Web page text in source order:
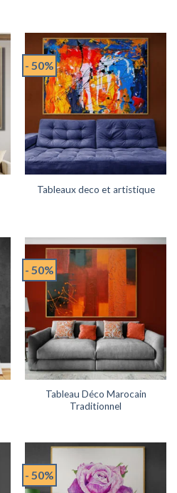
- 50%
Tableaux deco et artistique
- 50%
Tableau Déco Marocain
Traditionnel
- 50%